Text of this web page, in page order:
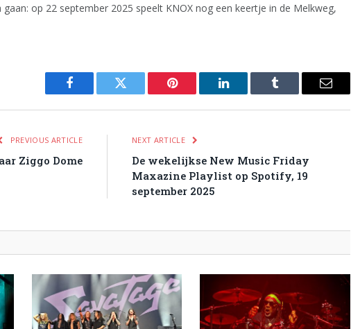
op 22 september 2025 speelt KNOX nog een keertje in de Melkweg,
Facebook Twitter Pinterest LinkedIn Tumblr Email
PREVIOUS ARTICLE
Ziggo Dome
NEXT ARTICLE
De wekelijkse New Music Friday
Maxazine Playlist op Spotify, 19
september 2025